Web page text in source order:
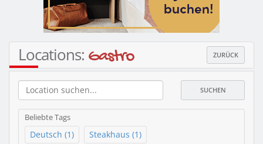
Locations: Gastro ZURÜCK
SUCHEN
Beliebte Tags
Deutsch (1) Steakhaus (1)